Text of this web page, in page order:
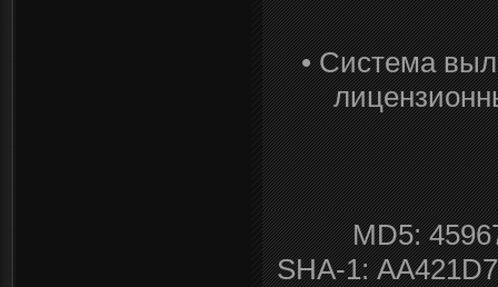
• Система
MD5:
SHA-1: